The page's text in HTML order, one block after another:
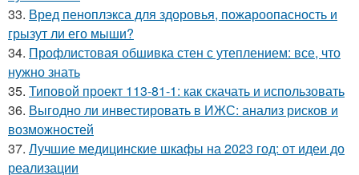
33. Вред пеноплэкса для здоровья, пожароопасность и
грызут ли его мыши?
34. Профлистовая обшивка стен с утеплением: все, что
нужно знать
35. Типовой проект 113-81-1: как скачать и использовать
36. Выгодно ли инвестировать в ИЖС: анализ рисков и
возможностей
37. Лучшие медицинские шкафы на 2023 год: от идеи до
реализации